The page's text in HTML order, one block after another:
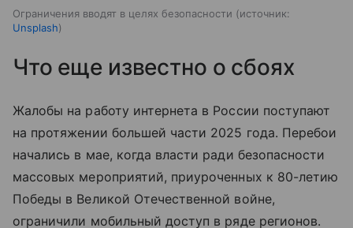
Ограничения вводят в целях безопасности
источник:
Unsplash
Что еще известно о сбоях
Жалобы на работу интернета в России поступают
на протяжении большей части 2025 года. Перебои
начались в мае, когда власти ради безопасности
массовых мероприятий, приуроченных к 80-летию
Победы в Великой Отечественной войне,
ограничили мобильный доступ в ряде регионов.